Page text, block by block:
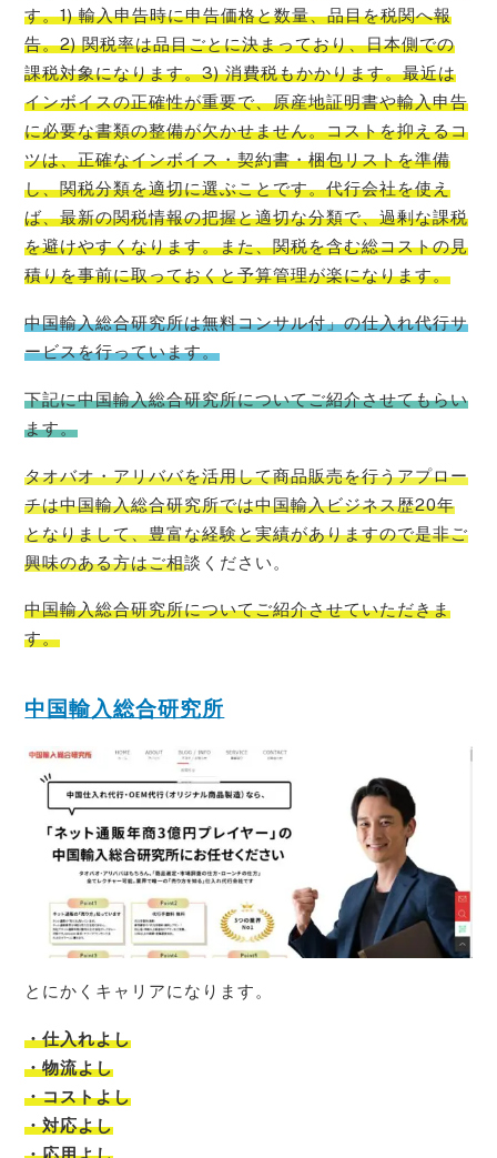
す。1) 輸入申告時に申告価格と数量、品目を税関へ報
告。2) 関税率は品目ごとに決まっており、日本側での
課税対象になります。3) 消費税もかかります。最近は
インボイスの正確性が重要で、原産地証明書や輸入申告
に必要な書類の整備が欠かせません。コストを抑えるコ
ツは、正確なインボイス・契約書・梱包リストを準備
し、関税分類を適切に選ぶことです。代行会社を使え
ば、最新の関税情報の把握と適切な分類で、過剰な課税
を避けやすくなります。また、関税を含む総コストの見
積りを事前に取っておくと予算管理が楽になります。
中国輸入総合研究所は無料コンサル付」の仕入れ代行サ
ービスを行っています。
下記に中国輸入総合研究所についてご紹介させてもらい
ます。
タオバオ・アリババを活用して商品販売を行うアプロー
チは中国輸入総合研究所では中国輸入ビジネス歴20年
となりまして、豊富な経験と実績がありますので是非ご
興味のある方はご相談ください。
中国輸入総合研究所についてご紹介させていただきま
す。
中国輸入総合研究所
とにかくキャリアになります。
・仕入れよし
・物流よし
・コストよし
・対応よし
・応用よし